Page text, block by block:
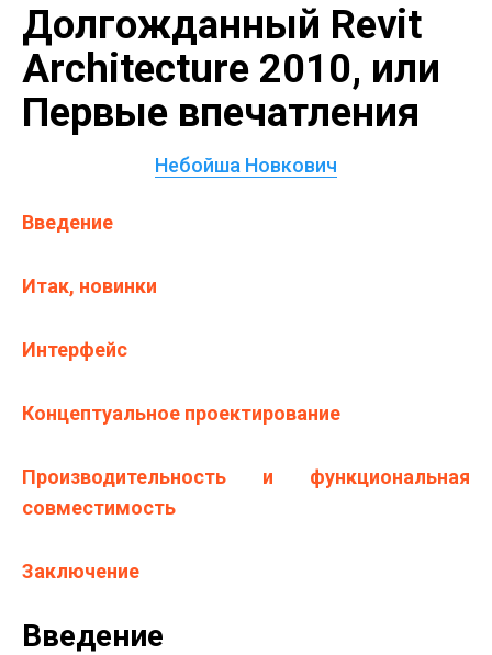
Долгожданный Revit
Architecture 2010, или
Первые впечатления
Небойша Новкович
Введение
Итак, новинки
Интерфейс
Концептуальное проектирование
Производительность и функциональная
совместимость
Заключение
Введение